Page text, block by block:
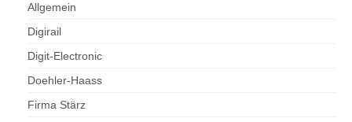
Servodecoder V3
SX-Verteiler DIN V1
SX-Verteiler DIN-RJ45 V2
Allgemein
Digirail
Digit-Electronic
Doehler-Haass
Firma Stärz